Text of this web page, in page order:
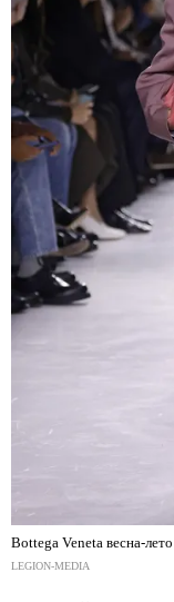
Bottega Veneta весна-
LEGION-MEDIA